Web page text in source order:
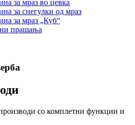
за мраз во цевка
за снегулки од мраз
за мраз „Куб“
прашања
со комплетни функции и